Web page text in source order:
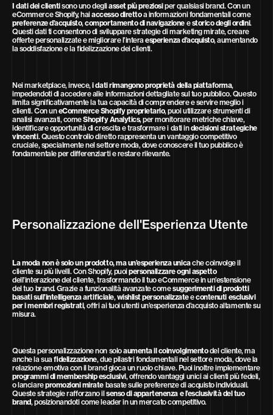
I dati dei clientisono uno degliasset più preziosiper qualsiasi brand. Con un
eCommerce Shopify, haiaccesso direttoa informazioni fondamentali come
preferenze d’acquisto,comportamento di navigazione estorico degli ordini.
Questi dati ti consentono di sviluppare strategie di marketing mirate, creare
offerte personalizzate e migliorare l’interaesperienza d’acquisto, aumentando
la soddisfazione e la fidelizzazione dei clienti.
Nei marketplace, invece,i dati rimangono proprietà della piattaforma,
impedendoti di accedere alle informazioni dettagliate sul tuo pubblico. Questo
limita significativamente la tua capacità di comprendere e servire meglio i
clienti. Con uneCommerce Shopify proprietario, puoi utilizzare strumenti di
analisi avanzati, comeShopify Analytics, per monitorare metriche chiave,
identificare opportunità di crescita e trasformare i dati indecisioni strategiche
vincenti. Questo controllo diretto rappresenta un vantaggio competitivo
cruciale, specialmente nel settore moda, dove conoscere il tuo pubblico è
fondamentale per differenziarti e restare rilevante.
Personalizzazione dell'Esperienza Utente
La moda non è solo un prodotto, ma un’esperienza unicache coinvolge il
cliente su più livelli. Con Shopify, puoipersonalizzare ogni aspetto
dell’interazione del cliente, trasformando il tuo eCommerce in un’estensione
del tuo brand. Grazie a funzionalità avanzate comesuggerimenti di prodotti
basati sull’intelligenza artificiale,wishlist personalizzateecontenuti esclusivi
per i membri registrati, offri ai tuoi utenti un’esperienza d’acquisto altamente su
misura.
Questa personalizzazione non soloaumenta il coinvolgimentodel cliente, ma
anche la suafidelizzazione, due pilastri fondamentali nel settore moda, dove la
relazione emotiva con il brand gioca un ruolo chiave. Puoi inoltre implementare
programmi di membership esclusivi, offrendo vantaggi unici ai clienti più fedeli,
o lanciarepromozioni mirate basate sulle preferenze di acquisto individuali.
Queste strategie rafforzano ilsenso di appartenenza e l’esclusività del tuo
brand, posizionandoti come leader in un mercato competitivo.